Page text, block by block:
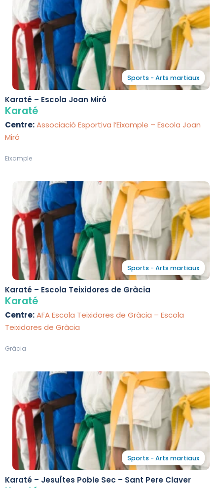
Sports - Arts martiaux
Karaté – Escola Joan Miró
Karaté
Centre:Associació Esportiva l’Eixample – Escola Joan
Miró
Eixample
Sports - Arts martiaux
Karaté – Escola Teixidores de Gràcia
Karaté
Centre:AFA Escola Teixidores de Gràcia – Escola
Teixidores de Gràcia
Gràcia
Sports - Arts martiaux
Karaté – JesuÏtes Poble Sec – Sant Pere Claver